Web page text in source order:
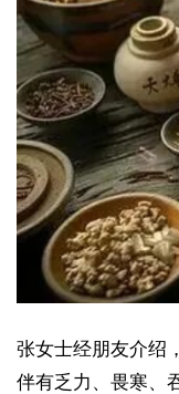
张女士经朋友介绍
伴有乏力、畏寒、